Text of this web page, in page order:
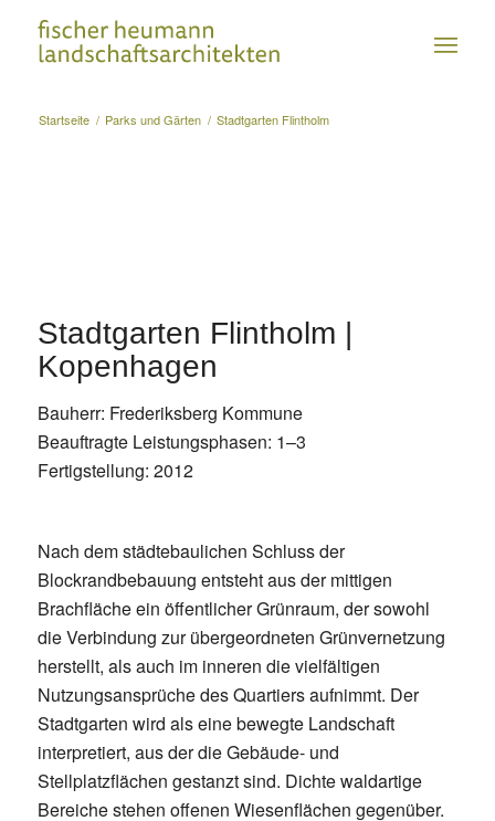
Startseite / Parks und Gärten / Stadtgarten Flintholm
Stadtgarten Flintholm |
Kopenhagen
Bauherr: Frederiksberg Kommune
Beauftragte Leistungsphasen: 1–3
Fertigstellung: 2012
Nach dem städtebaulichen Schluss der
Blockrandbebauung entsteht aus der mittigen
Brachfläche ein öffentlicher Grünraum, der sowohl
die Verbindung zur übergeordneten Grünvernetzung
herstellt, als auch im inneren die vielfältigen
Nutzungsansprüche des Quartiers aufnimmt. Der
Stadtgarten wird als eine bewegte Landschaft
interpretiert, aus der die Gebäude- und
Stellplatzflächen gestanzt sind. Dichte waldartige
Bereiche stehen offenen Wiesenflächen gegenüber.